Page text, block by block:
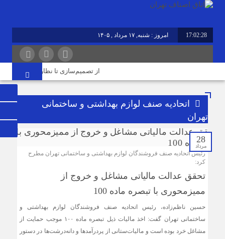
17:02:28 امروز : شنبه, ۱۷ مرداد , ۱۴۰۵
از تصمیم‌سازی تا نظارت؛ اصناف نقش
اتحادیه صنف لوازم بهداشتی و ساختمانی
تهران
28
مرداد
رئیس اتحادیه صنف فروشندگان لوازم بهداشتی و ساختمانی تهران مطرح
کرد:
تحقق عدالت مالیاتی مشاغل و خروج از
ممیزمحوری با تبصره ماده 100
حسین ناظم‌زاده، رئیس اتحادیه صنف فروشندگان لوازم بهداشتی و
ساختمانی تهران گفت: اخذ مالیات ذیل تبصره ماده ۱۰۰ موجب حمایت از
مشاغل خرد بوده است و مالیات‌ستانی از پردرآمدها و دانه‌درشت‌ها در دستور